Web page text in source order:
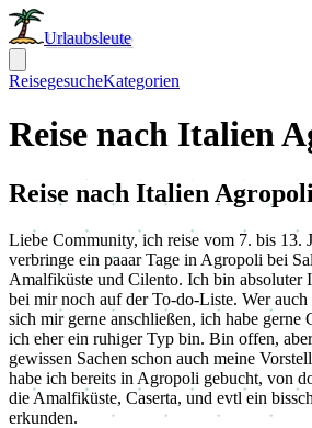
Urlaubsleute
ReisegesucheKategorien
Reise nach Italien
Reise nach Italien Agropoli
Liebe Community, ich reise vom 7. bis 13.
verbringe ein paaar Tage in Agropoli bei
Amalfiküste und Cilento. Ich bin absoluter
bei mir noch auf der To-do-Liste. Wer
sich mir gerne anschließen, ich habe gerne
ich eher ein ruhiger Typ bin. Bin offen,
gewissen Sachen schon auch meine
habe ich bereits in Agropoli gebucht, von
die Amalfiküste, Caserta, und evtl ein
erkunden.